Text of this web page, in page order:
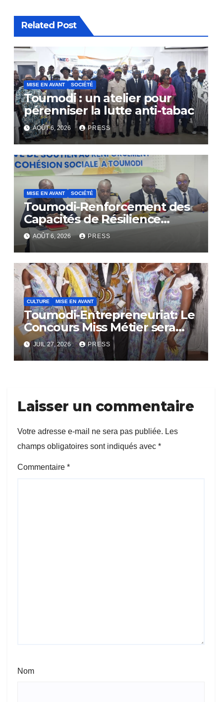
Related Post
MISE EN AVANT SOCIÉTÉ
Toumodi : un atelier pour
pérenniser la lutte anti-tabac
AOÛT 6, 2026 PRESS
MISE EN AVANT SOCIÉTÉ
Toumodi-Renforcement des
Capacités de Résilience
Communautaire
AOÛT 6, 2026 PRESS
CULTURE MISE EN AVANT
Toumodi-Entrepreneuriat: Le
Concours Miss Métier sera
bientôt lance.
JUIL 27, 2026 PRESS
Laisser un commentaire
Votre adresse e-mail ne sera pas publiée. Les
champs obligatoires sont indiqués avec *
Commentaire *
Nom